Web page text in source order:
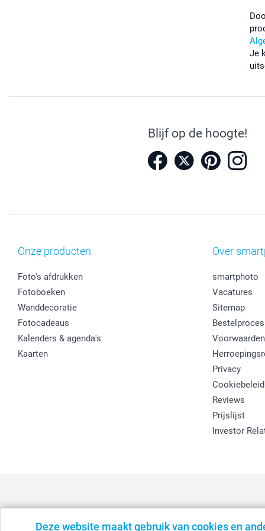
Deze website maakt gebruik van cookies en
Je
Blijf op de hoogte!
Onze producten
Foto's afdrukken
Fotoboeken
Wanddecoratie
Fotocadeaus
Kalenders & agenda's
Kaarten
Over
smartphoto
Vacatures
Sitemap
Bestelproces
Voorwaarden
Privacy
Cookiebeleid
Reviews
Prijslijst
Investor
België - Belgique - Danmark - Deutschland - France -